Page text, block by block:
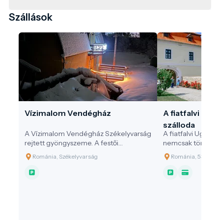
ásványi összetételben nyújtanak
Szállások
Vízimalom Vendégház
A Vízimalom Vendégház Székelyvarság
rejtett gyöngyszeme. A festői
Székelyvarság szívében, erdők és
hegyek ölelésében található a
Vízimalom Vendégház, ahol a
Románia, Székelyvarság
A fiatfalvi
szálloda
A fiatfalvi Ugron-
nemcsak
hanem
számára, akik
élményre
Románia, 535401